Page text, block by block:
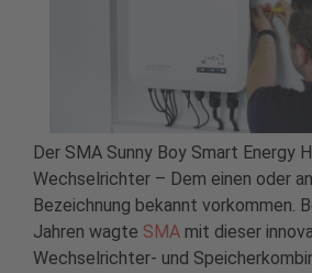
Der SMA Sunny Boy Smart Energy
Wechselrichter – Dem einen oder
Bezeichnung bekannt vorkommen.
Jahren wagte SMA mit dieser
Wechselrichter- und